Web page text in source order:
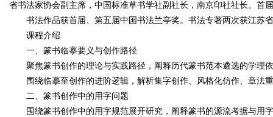
省书法家协会副主席，中国标准草书学社副社长，南京印社社长。首
书法作品获首届、第五届中国书法兰亭奖。书法专著两次获江苏
课程介绍
一、篆书临摹要义与创作路径
聚焦篆书创作的理论与实践路径，阐释历代篆书范本遴选的学理
围绕临摹至创作的进阶逻辑，解析集字创作、风格化仿作、章法
二、篆书创作中的用字问题
围绕篆书创作中的用字规范展开研究，阐释篆书的源流考据与用